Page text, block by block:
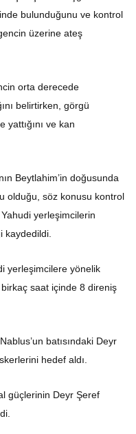
bulunduğunu ve kontrol
üzerine ateş
orta derecede
belirtirken, görgü
ve kan
Beytlahim’in doğusunda
olduğu, söz konusu kontrol
yerleşimcilerin
kaydedildi.
yerleşimcilere yönelik
saat içinde 8 direniş
batısındaki Deyr
hedef aldı.
güçlerinin Deyr Şeref